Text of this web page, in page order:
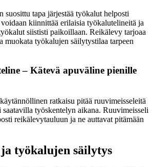
suosittu tapa järjestää työkalut helposti
kiinnittää erilaisia työkalutelineitä ja
siististi paikoillaan. Reikälevy tarjoaa
muokata työkalujen säilytystilaa tarpeen
– Kätevä apuväline pienille
ratkaisu pitää ruuvimeisseleitä
saatavilla työskentelyn aikana. Ruuvimeisseli
reikälevytauluun ja ne auttavat pitämään
työkalujen säilytys